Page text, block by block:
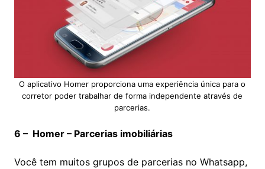
O aplicativo Homer proporciona uma experiência única para o
corretor poder trabalhar de forma independente através de
parcerias.
6 – Homer – Parcerias imobiliárias
Você tem muitos grupos de parcerias no Whatsapp,